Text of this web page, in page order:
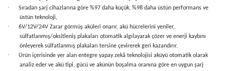
·
Sıradan şarj cihazlarına göre %97 daha küçük, %98 daha üstün performans ve
üstün teknoloji,
·
6V/12V/24V Zarar görmüş aküleri onarır, akü hücrelerini yeniler,
sülfatlanmış/oksitleniş plakaları otomatik algılayarak çözer ve enerji kaybını
önleyerek sülfatlanmış plakaları tersine çevirerek geri kazandırır.
·
Ürün içerisinde yer alan entegre yapay zekâ teknolojisi aküyü otomatik olarak
analiz eder ve akü tipi, gücü ve akünün boşalma oranına göre en uygun şarj